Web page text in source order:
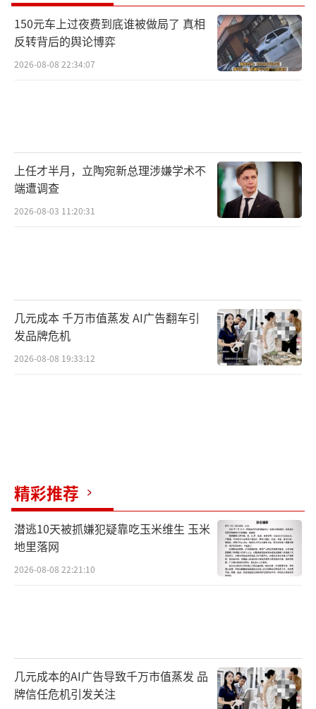
150元车上过夜费到底谁被做局了 真相
反转背后的舆论博弈
2026-08-08 22:34:07
上任才半月，立陶宛新总理涉嫌学术不
端遭调查
2026-08-03 11:20:31
几元成本 千万市值蒸发 AI广告翻车引
发品牌危机
2026-08-08 19:33:12
精彩推荐
潜逃10天被抓嫌犯疑靠吃玉米维生 玉米
地里落网
2026-08-08 22:21:10
几元成本的AI广告导致千万市值蒸发 品
牌信任危机引发关注